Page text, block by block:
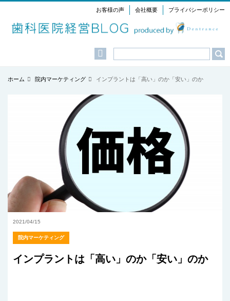
お客様の声 会社概要 プライバシーポリシー
ホーム 院内マーケティング インプラントは「高い」のか「安い」のか
2021/04/15
院内マーケティング
インプラントは「高い」のか「安い」のか